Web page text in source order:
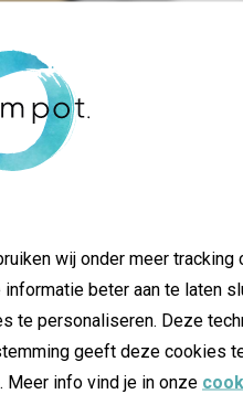
wij onder meer tracking
beter aan te laten
te personaliseren. Deze
geeft deze cookies
Meer info vind je in onze